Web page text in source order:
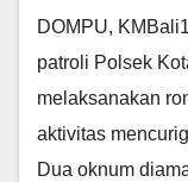
DOMPU,
patroli Polsek
melaksanakan
aktivitas
Dua oknum